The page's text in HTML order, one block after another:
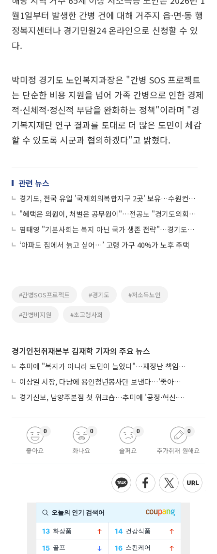
월1일부터 발생한 간병 건에 대해 거주지 읍·면·동 행
정복지센터나 경기민원24 온라인으로 신청할 수 있
다.
박미정 경기도 노인복지과장은 "간병 SOS 프로젝트
는 단순한 비용 지원을 넘어 가족 간병으로 인한 경제
적·신체적·정신적 부담을 완화하는 정책"이라며 "경
기복지재단 연구 결과를 토대로 더 많은 도민이 체감
할 수 있도록 시군과 협의하겠다"고 밝혔다.
관련 뉴스
경기도, 전국 유일 '국제회의복합지구 2곳' 보유…수원컨벤션센터 일대 210만㎡ 지정
"혜택은 의원이, 처벌은 공무원이"…전공노 "경기도의회 직원 죽음은 구조적 타살"
염태영 "기본사회는 복지 아닌 국가 생존 전략"…경기도형 4대 전략 제시
‘아파도 집에서 늙고 싶어…’ 고령 가구 40%가 노후 주택
#간병SOS프로젝트 #경기도 #저소득노인
#간병비지원 #초고령사회
경기인천취재본부 김재학 기자의 주요 뉴스
추미애 "복지가 아니라 도민이 늘었다"…재정난 책임론 정면돌파
이상일 시장, 다낭에 용인청년봉사단 보낸다…'좋아용 거리' 만든다
경기신보, 남양주본점 첫 워크숍…추미애 '공정·혁신·포용' 전면 반영
좋아요
0
화나요
0
슬퍼요
0
추가취재 원해요
0